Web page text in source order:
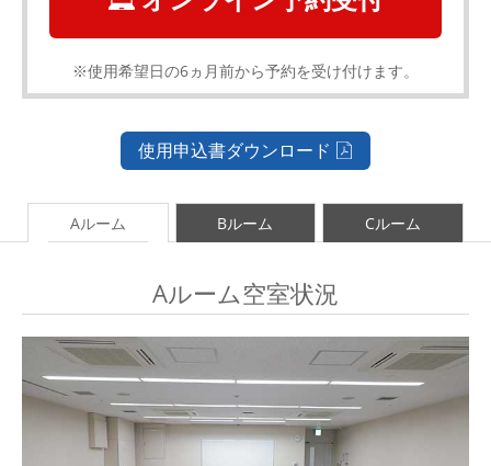
※使用希望日の6ヵ月前から予約を受け付けます。
使用申込書ダウンロード
Aルーム Bルーム Cルーム
Aルーム空室状況